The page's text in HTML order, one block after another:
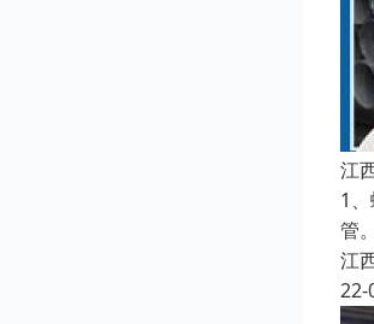
江
1
管
江
22-